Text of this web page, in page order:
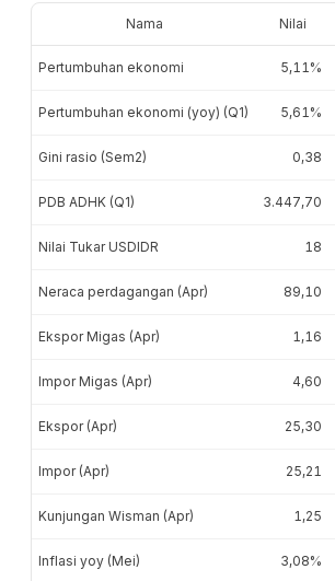
Nama Nilai
Pertumbuhan ekonomi 5,11%
Pertumbuhan ekonomi (yoy) (Q1) 5,61%
Gini rasio (Sem2) 0,38
PDB ADHK (Q1) 3.447,70
Nilai Tukar USDIDR 18
Neraca perdagangan (Apr) 89,10
Ekspor Migas (Apr) 1,16
Impor Migas (Apr) 4,60
Ekspor (Apr) 25,30
Impor (Apr) 25,21
Kunjungan Wisman (Apr) 1,25
Inflasi yoy (Mei) 3,08%